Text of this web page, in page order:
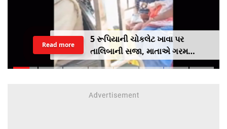
5 રૂપિયાની ચોકલેટ ખાવા પર
તાલિબાની સજા, માતાએ ગરમ
ચપ્પુથી પુત્રના પગમાં આપ્યો ડામ,
Read more